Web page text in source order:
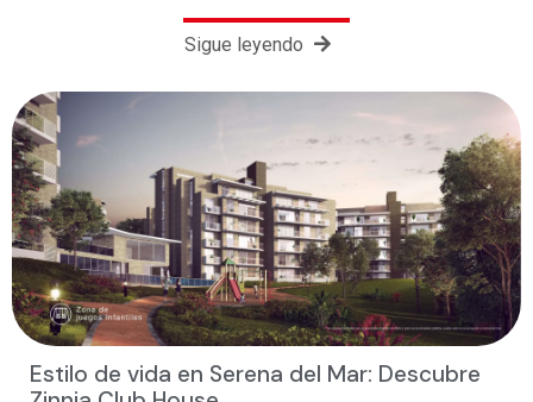
Sigue leyendo
Estilo de vida en Serena del Mar: Descubre